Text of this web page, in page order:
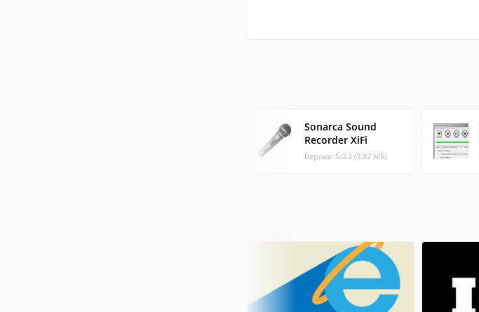
Sonarca Sound
Recorder XiFi
Версия: 5.0.2 (3.87 МБ)